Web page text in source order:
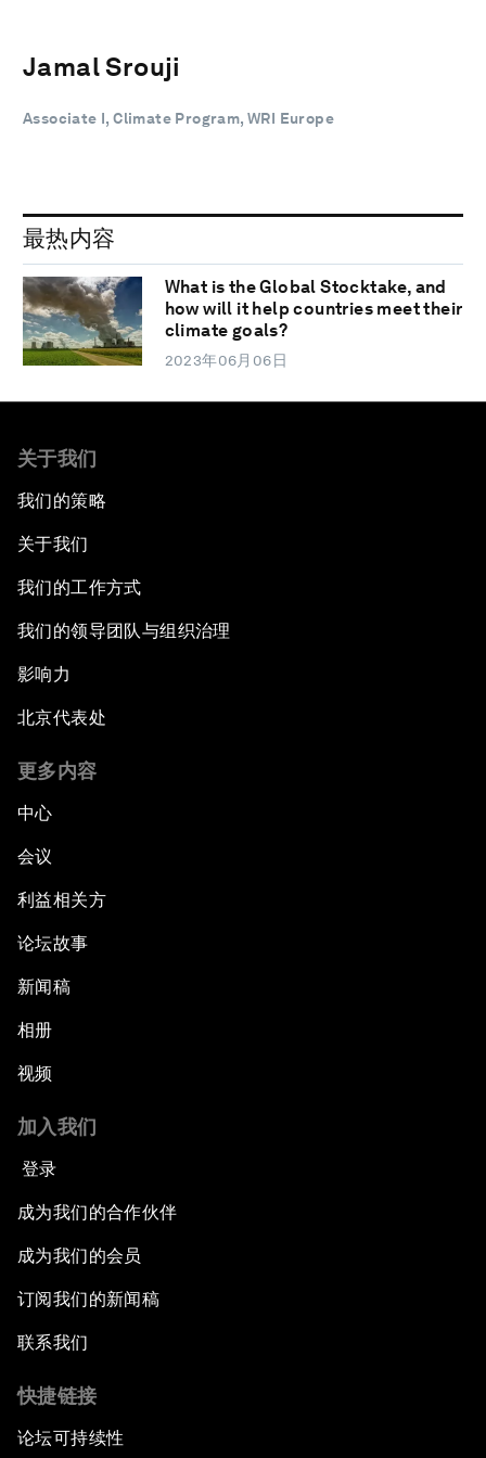
Jamal Srouji
Associate I, Climate Program, WRI Europe
最热内容
What is the Global Stocktake, and
how will it help countries meet their
climate goals?
2023年06月06日
关于我们
我们的策略
关于我们
我们的工作方式
我们的领导团队与组织治理
影响力
北京代表处
更多内容
中心
会议
利益相关方
论坛故事
新闻稿
相册
视频
加入我们
登录
成为我们的合作伙伴
成为我们的会员
订阅我们的新闻稿
联系我们
快捷链接
论坛可持续性